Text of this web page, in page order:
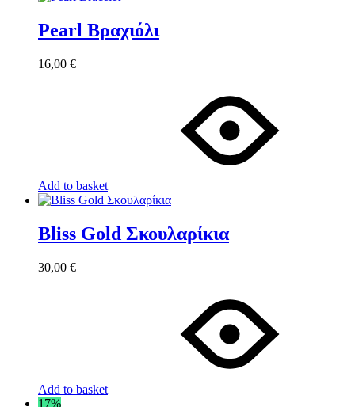
Pearl Βραχιόλι
16,00 €
Add to basket
Bliss Gold Σκουλαρίκια
30,00 €
Add to basket
17%